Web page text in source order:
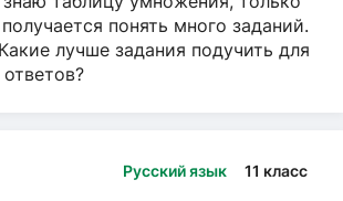
понять много заданий.
лучше задания подучить для
Русский язык 11 класс